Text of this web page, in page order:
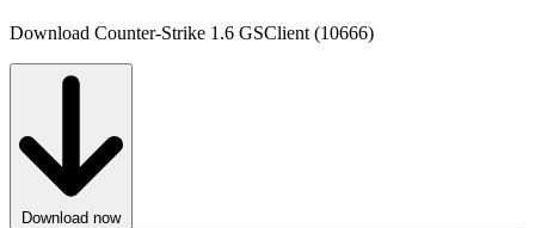
Download Counter-Strike 1.6 GSClient (10666)
Download now